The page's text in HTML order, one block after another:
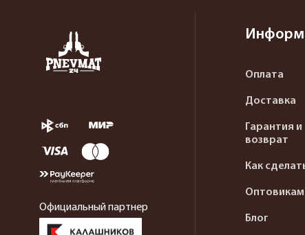
Официальный партнер
Оплата
Доставка
Гарантия и
возврат
Как
Оптовикам
Блог